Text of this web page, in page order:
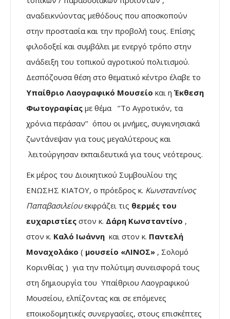
αναδεικνύοντας μεθόδους που αποσκοπούν
στην προστασία και την προβολή τους. Επίσης
φιλοδοξεί και συμβάλει με ενεργό τρόπο στην
ανάδειξη του τοπικού αγροτικού πολιτισμού.
Δεσπόζουσα θέση στο θεματικό κέντρο έλαβε το
Υπαίθριο Λαογραφικό Μουσείο και η Έκθεση
Φωτογραφίας με θέμα ‘’Το Αγροτικόν, τα
χρόνια περάσαν’’ όπου οι μνήμες, συγκινησιακά
ζωντάνεψαν για τους μεγαλύτερους και
λειτούργησαν εκπαιδευτικά για τους νεότερους.
Εκ μέρος του Διοικητικού Συμβουλίου της
ΕΝΩΣΗΣ ΚΙΑΤΟΥ, ο πρόεδρος κ. Κωνσταντίνος
Παπαβασιλείουεκφράζει τις θερμές του
ευχαριστίες στον κ. Δάρη Κωνσταντίνο ,
στον κ. Καλό Ιωάννη και στον κ. Παντελή
Μοναχολάκο ( μουσείο «ΛΙΝΟΣ» , Σολομό
Κορινθίας ) για την πολύτιμη συνεισφορά τους
στη δημιουργία του Υπαίθριου Λαογραφικού
Μουσείου, ελπίζοντας και σε επόμενες
εποικοδομητικές συνεργασίες, στους επισκέπτες